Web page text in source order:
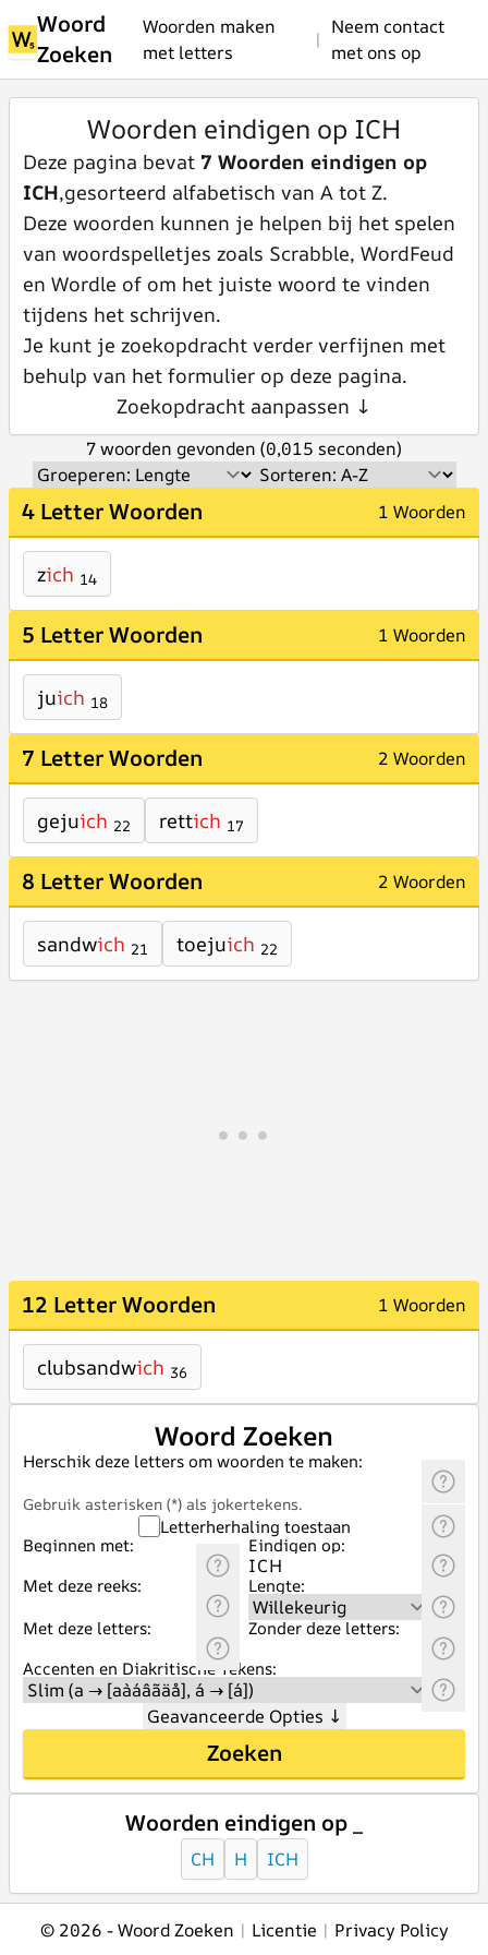
Woord
Zoeken
Woorden maken
met letters
|
Neem contact
met ons op
Woorden eindigen op ICH
Deze pagina bevat 7 Woorden eindigen op
ICH,gesorteerd alfabetisch van A tot Z.
Deze woorden kunnen je helpen bij het spelen
van woordspelletjes zoals Scrabble, WordFeud
en Wordle of om het juiste woord te vinden
tijdens het schrijven.
Je kunt je zoekopdracht verder verfijnen met
behulp van het formulier op deze pagina.
Zoekopdracht aanpassen ↓
7 woorden gevonden (0,015 seconden)
4 Letter Woorden 1 Woorden
zich 14
5 Letter Woorden 1 Woorden
juich 18
7 Letter Woorden 2 Woorden
gejuich 22 rettich 17
8 Letter Woorden 2 Woorden
sandwich 21 toejuich 22
12 Letter Woorden 1 Woorden
clubsandwich 36
Woord Zoeken
Herschik deze letters om woorden te maken:
Gebruik asterisken (*) als jokertekens.
Letterherhaling toestaan
Beginnen met:
Eindigen op:
Met deze reeks:
Lengte:
Met deze letters:
Zonder deze letters:
Accenten en Diakritische Tekens:
Geavanceerde Opties ↓
Zoeken
Woorden eindigen op _
CH H ICH
© 2026 -Woord Zoeken | Licentie | Privacy Policy